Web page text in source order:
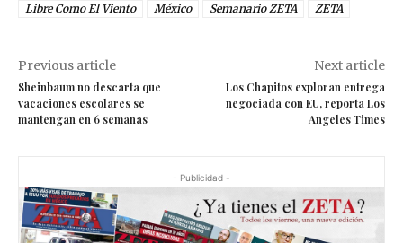
Libre Como El Viento
México Semanario ZETA ZETA
Previous article
Sheinbaum no descarta que
vacaciones escolares se
mantengan en 6 semanas
Next article
Los Chapitos exploran entrega
negociada con EU, reporta Los
Angeles Times
- Publicidad -